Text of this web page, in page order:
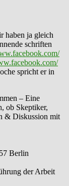
haben ja gleich
schriften
spricht er in
– Eine
ob Skeptiker,
& Diskussion mit
Berlin
der Arbeit